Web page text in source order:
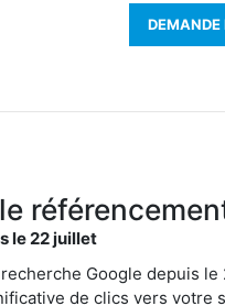
le 22 juillet
Google depuis
de clics vers votre